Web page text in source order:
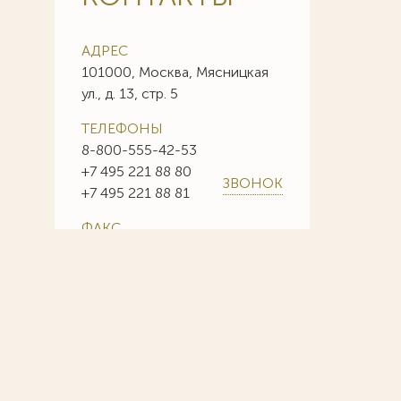
АДРЕС
101000, Москва, Мясницкая
ул., д. 13, стр. 5
ТЕЛЕФОНЫ
8-800-555-42-53
+7 495 221 88 80
+7 495 221 88 81
ЗВОНОК
ФАКС